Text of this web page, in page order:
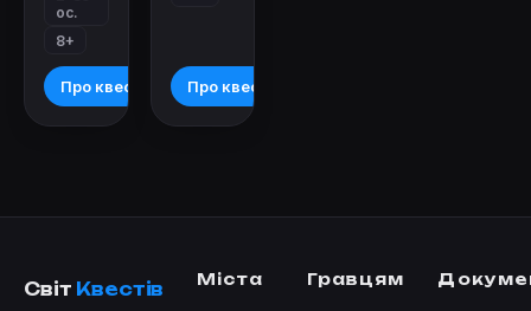
ос.
8+
Про квест Про квест
Світ Квестів Міста Гравцям